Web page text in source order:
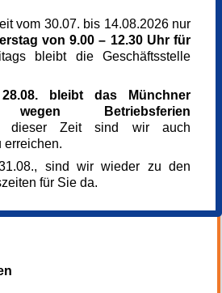
vom 30.07. bis 14.08.2026 nur
von 9.00 – 12.30 Uhr für
bleibt die Geschäftsstelle
bleibt das Münchner
wegen Betriebsferien
Zeit sind wir auch
erreichen.
sind wir wieder zu den
für Sie da.